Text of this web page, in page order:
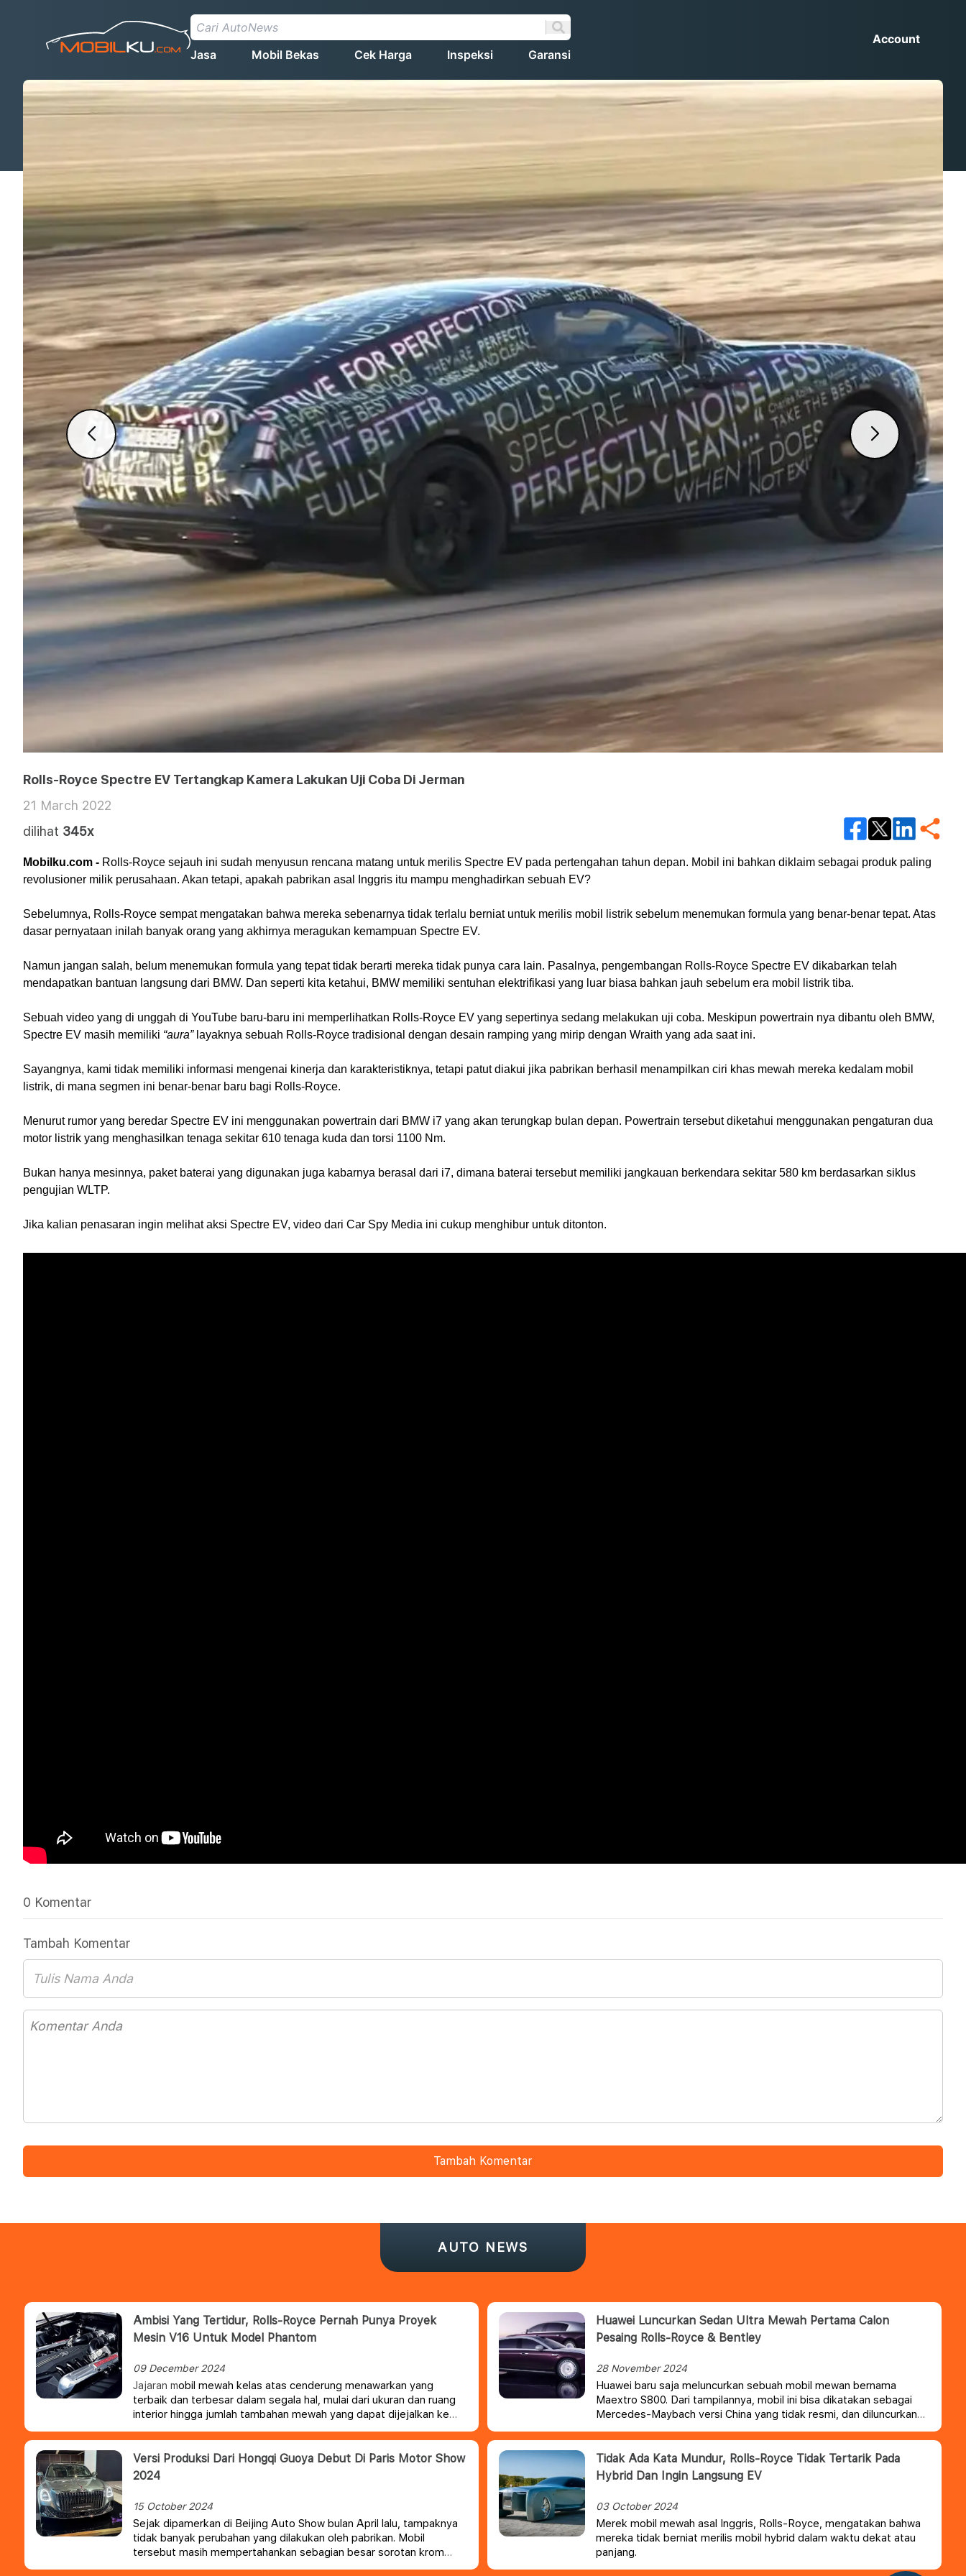
Jasa Mobil Bekas Cek Harga Inspeksi Garansi
Account
Rolls-Royce Spectre EV Tertangkap Kamera Lakukan Uji Coba Di Jerman
21 March 2022
dilihat 345x
Mobilku.com - Rolls-Royce sejauh ini sudah menyusun rencana matang untuk merilis Spectre EV pada pertengahan tahun depan. Mobil ini bahkan diklaim sebagai produk paling
revolusioner milik perusahaan. Akan tetapi, apakah pabrikan asal Inggris itu mampu menghadirkan sebuah EV?
Sebelumnya, Rolls-Royce sempat mengatakan bahwa mereka sebenarnya tidak terlalu berniat untuk merilis mobil listrik sebelum menemukan formula yang benar-benar tepat. Atas
dasar pernyataan inilah banyak orang yang akhirnya meragukan kemampuan Spectre EV.
Namun jangan salah, belum menemukan formula yang tepat tidak berarti mereka tidak punya cara lain. Pasalnya, pengembangan Rolls-Royce Spectre EV dikabarkan telah
mendapatkan bantuan langsung dari BMW. Dan seperti kita ketahui, BMW memiliki sentuhan elektrifikasi yang luar biasa bahkan jauh sebelum era mobil listrik tiba.
Sebuah video yang di unggah di YouTube baru-baru ini memperlihatkan Rolls-Royce EV yang sepertinya sedang melakukan uji coba. Meskipun powertrain nya dibantu oleh BMW,
Spectre EV masih memiliki “aura” layaknya sebuah Rolls-Royce tradisional dengan desain ramping yang mirip dengan Wraith yang ada saat ini.
Sayangnya, kami tidak memiliki informasi mengenai kinerja dan karakteristiknya, tetapi patut diakui jika pabrikan berhasil menampilkan ciri khas mewah mereka kedalam mobil
listrik, di mana segmen ini benar-benar baru bagi Rolls-Royce.
Menurut rumor yang beredar Spectre EV ini menggunakan powertrain dari BMW i7 yang akan terungkap bulan depan. Powertrain tersebut diketahui menggunakan pengaturan dua
motor listrik yang menghasilkan tenaga sekitar 610 tenaga kuda dan torsi 1100 Nm.
Bukan hanya mesinnya, paket baterai yang digunakan juga kabarnya berasal dari i7, dimana baterai tersebut memiliki jangkauan berkendara sekitar 580 km berdasarkan siklus
pengujian WLTP.
Jika kalian penasaran ingin melihat aksi Spectre EV, video dari Car Spy Media ini cukup menghibur untuk ditonton.
0 Komentar
Tambah Komentar
Tambah Komentar
AUTO NEWS
Ambisi Yang Tertidur, Rolls-Royce Pernah Punya Proyek
Mesin V16 Untuk Model Phantom
09 December 2024
Jajaran mobil mewah kelas atas cenderung menawarkan yang
terbaik dan terbesar dalam segala hal, mulai dari ukuran dan ruang
interior hingga jumlah tambahan mewah yang dapat dijejalkan ke
dalam kabin.
Huawei Luncurkan Sedan Ultra Mewah Pertama Calon
Pesaing Rolls-Royce & Bentley
28 November 2024
Huawei baru saja meluncurkan sebuah mobil mewan bernama
Maextro S800. Dari tampilannya, mobil ini bisa dikatakan sebagai
Mercedes-Maybach versi China yang tidak resmi, dan diluncurkan
untuk melawan semua model mewah Eropa.
Versi Produksi Dari Hongqi Guoya Debut Di Paris Motor Show
2024
15 October 2024
Sejak dipamerkan di Beijing Auto Show bulan April lalu, tampaknya
tidak banyak perubahan yang dilakukan oleh pabrikan. Mobil
tersebut masih mempertahankan sebagian besar sorotan krom
yang terlihat sebelumnya.
Tidak Ada Kata Mundur, Rolls-Royce Tidak Tertarik Pada
Hybrid Dan Ingin Langsung EV
03 October 2024
Merek mobil mewah asal Inggris, Rolls-Royce, mengatakan bahwa
mereka tidak berniat merilis mobil hybrid dalam waktu dekat atau
panjang.